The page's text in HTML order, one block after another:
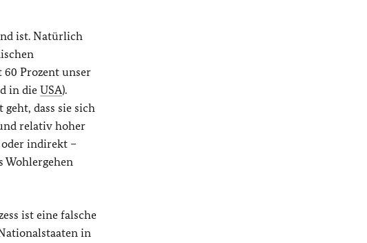
ist. Natürlich
Prozent unser
in die USA).
geht, dass sie sich
relativ hoher
indirekt –
Wohlergehen
ist eine falsche
in